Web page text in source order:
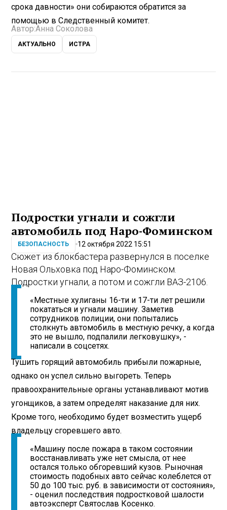
срока давности» они собираются обратится за
помощью в Следственный комитет.
Автор:Анна Соколова
АКТУАЛЬНО ИСТРА
Подростки угнали и сожгли
автомобиль под Наро-Фоминском
БЕЗОПАСНОСТЬ 12 октября 2022 15:51
Сюжет из блокбастера развернулся в поселке
Новая Ольховка под Наро-Фоминском.
Подростки угнали, а потом и сожгли ВАЗ-2106.
«Местные хулиганы 16-ти и 17-ти лет решили
покататься и угнали машину. Заметив
сотрудников полиции, они попытались
столкнуть автомобиль в местную речку, а когда
это не вышло, подпалили легковушку», -
написали в соцсетях.
Тушить горящий автомобиль прибыли пожарные,
однако он успел сильно выгореть. Теперь
правоохранительные органы устанавливают мотив
угонщиков, а затем определят наказание для них.
Кроме того, необходимо будет возместить ущерб
владельцу сгоревшего авто.
«Машину после пожара в таком состоянии
восстанавливать уже нет смысла, от нее
остался только обгоревший кузов. Рыночная
стоимость подобных авто сейчас колеблется от
50 до 100 тыс. руб. в зависимости от состояния»,
- оценил последствия подростковой шалости
автоэксперт Святослав Косенко.